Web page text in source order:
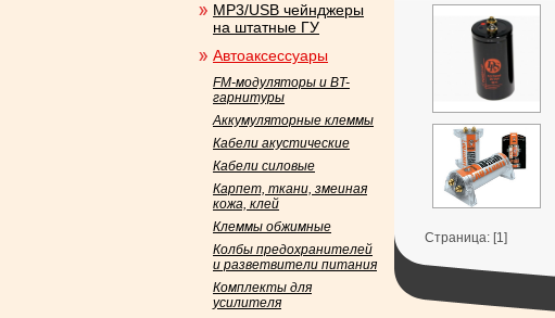
Страница: [1]
MP3/USB чейнджеры
на штатные ГУ
Автоаксесcуары
FM-модуляторы и BT-
гарнитуры
Аккумуляторные клеммы
Кабели акустические
Кабели силовые
Карпет, ткани, змеиная
кожа, клей
Клеммы обжимные
Колбы предохранителей
и разветвители питания
Комплекты для
усилителя